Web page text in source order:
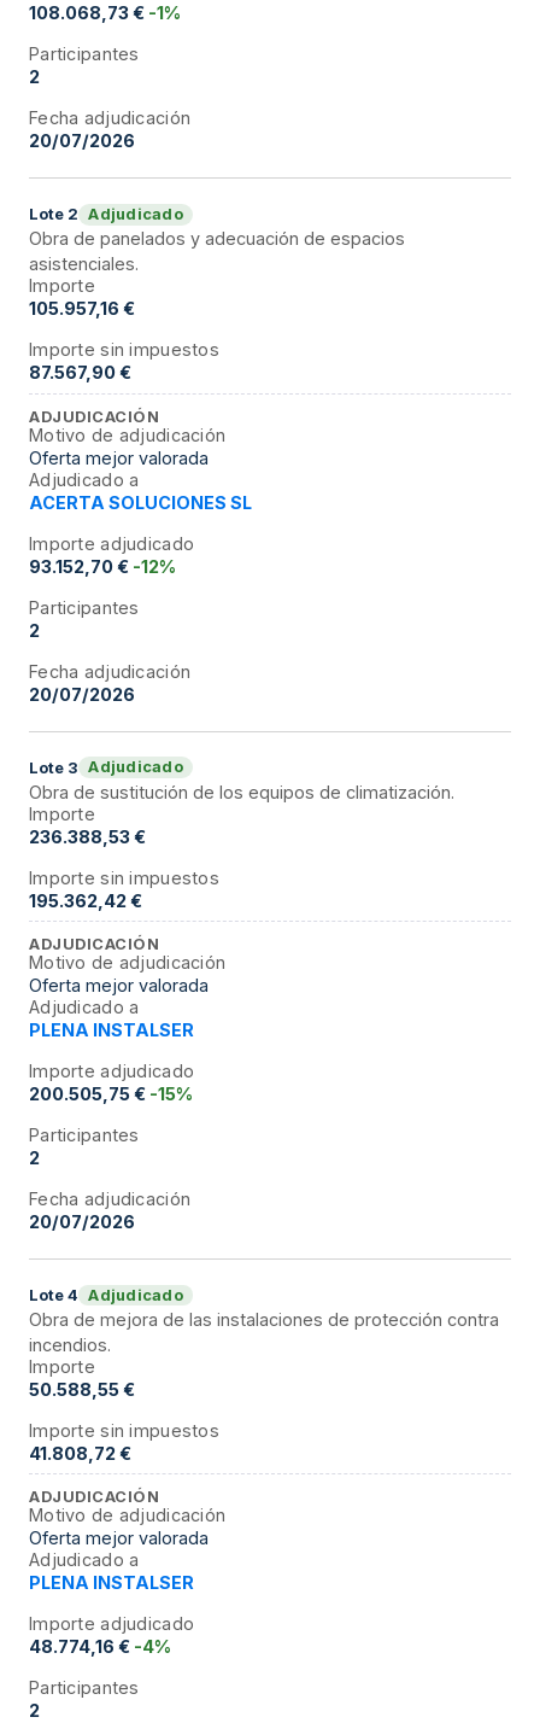
108.068,73 € -1%
Participantes
2
Fecha adjudicación
20/07/2026
Lote 2 Adjudicado
Obra de panelados y adecuación de espacios
asistenciales.
Importe
105.957,16 €
Importe sin impuestos
87.567,90 €
ADJUDICACIÓN
Motivo de adjudicación
Oferta mejor valorada
Adjudicado a
ACERTA SOLUCIONES SL
Importe adjudicado
93.152,70 € -12%
Participantes
2
Fecha adjudicación
20/07/2026
Lote 3 Adjudicado
Obra de sustitución de los equipos de climatización.
Importe
236.388,53 €
Importe sin impuestos
195.362,42 €
ADJUDICACIÓN
Motivo de adjudicación
Oferta mejor valorada
Adjudicado a
PLENA INSTALSER
Importe adjudicado
200.505,75 € -15%
Participantes
2
Fecha adjudicación
20/07/2026
Lote 4 Adjudicado
Obra de mejora de las instalaciones de protección contra
incendios.
Importe
50.588,55 €
Importe sin impuestos
41.808,72 €
ADJUDICACIÓN
Motivo de adjudicación
Oferta mejor valorada
Adjudicado a
PLENA INSTALSER
Importe adjudicado
48.774,16 € -4%
Participantes
2